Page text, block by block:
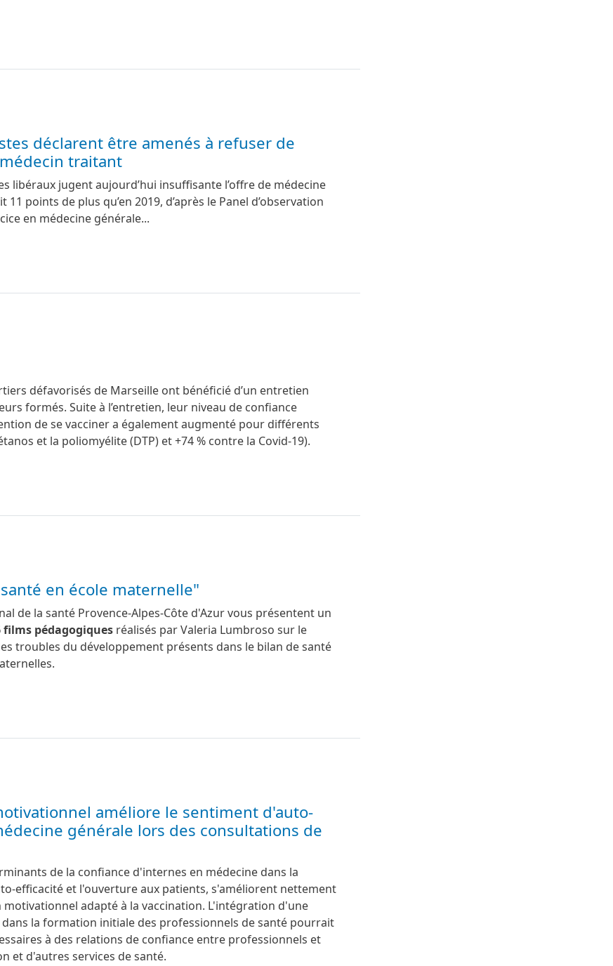
déclarent être amenés à refuser de
traitant
libéraux jugent aujourd’hui insuffisante l’offre de médecine
points de plus qu’en 2019, d’après le Panel d’observation
en médecine générale...
défavorisés de Marseille ont bénéficié d’un entretien
formés. Suite à l’entretien, leur niveau de confiance
de se vacciner a également augmenté pour différents
et la poliomyélite (DTP) et +74 % contre la Covid-19).
en école maternelle"
de la santé Provence-Alpes-Côte d'Azur vous présentent un
films pédagogiquesréalisés par Valeria Lumbroso sur le
troubles du développement présents dans le bilan de santé
améliore le sentiment d'auto-
générale lors des consultations de
de la confiance d'internes en médecine dans la
efficacité et l'ouverture aux patients, s'améliorent nettement
adapté à la vaccination. L'intégration d'une
la formation initiale des professionnels de santé pourrait
à des relations de confiance entre professionnels et
et d'autres services de santé.